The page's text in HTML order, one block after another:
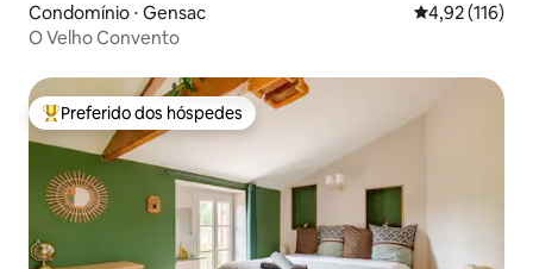
Condomínio ⋅ Gensac 4,92 de uma
4,92 (116)
O Velho Convento
Entre os melhores preferidos dos hóspedes
Preferido dos hóspedes